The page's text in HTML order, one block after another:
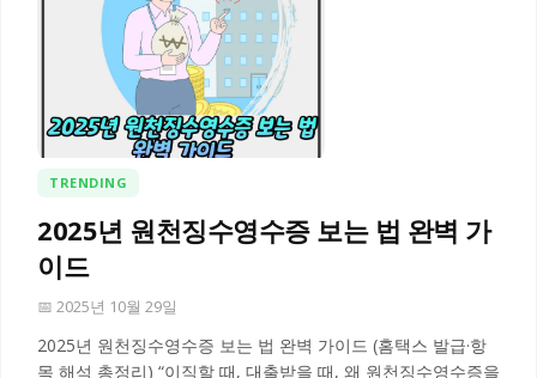
TRENDING
2025년 원천징수영수증 보는 법 완벽 가
이드
📅 2025년 10월 29일
2025년 원천징수영수증 보는 법 완벽 가이드 (홈택스 발급·항
목 해석 총정리) “이직할 때, 대출받을 때, 왜 원천징수영수증을